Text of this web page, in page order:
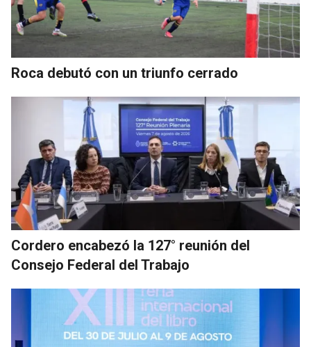
Roca debutó con un triunfo cerrado
Cordero encabezó la 127° reunión del
Consejo Federal del Trabajo